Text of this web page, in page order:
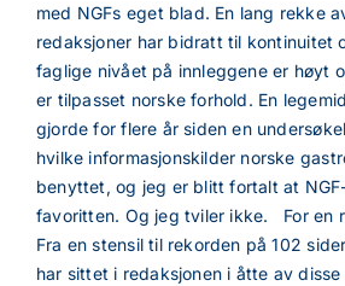
med NGFs eget blad. En lang rekke
redaksjoner har bidratt til kontinuitet
faglige nivået på innleggene er høyt
er tilpasset norske forhold. En
gjorde for flere år siden en
hvilke informasjonskilder norske
benyttet, og jeg er blitt fortalt at
favoritten. Og jeg tviler ikke. For en
Fra en stensil til rekorden på 102
har sittet i redaksjonen i åtte av